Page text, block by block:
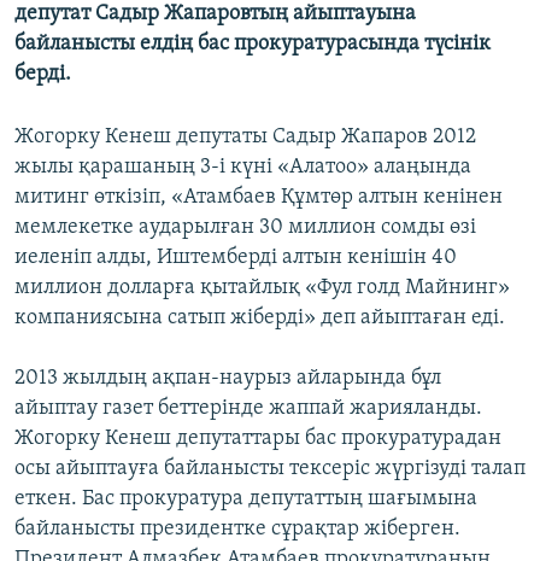
депутат Садыр Жапаровтың айыптауына
байланысты елдің бас прокуратурасында түсінік
берді.
Жогорку Кенеш депутаты Садыр Жапаров 2012
жылы қарашаның 3-і күні «Алатоо» алаңында
митинг өткізіп, «Атамбаев Құмтөр алтын кенінен
мемлекетке аударылған 30 миллион сомды өзі
иеленіп алды, Иштемберді алтын кенішін 40
миллион долларға қытайлық «Фул голд Майнинг»
компаниясына сатып жіберді» деп айыптаған еді.
2013 жылдың ақпан-наурыз айларында бұл
айыптау газет беттерінде жаппай жарияланды.
Жогорку Кенеш депутаттары бас прокуратурадан
осы айыптауға байланысты тексеріс жүргізуді талап
еткен. Бас прокуратура депутаттың шағымына
байланысты президентке сұрақтар жіберген.